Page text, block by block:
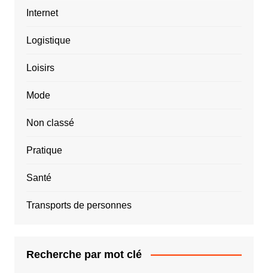
Internet
Logistique
Loisirs
Mode
Non classé
Pratique
Santé
Transports de personnes
Recherche par mot clé